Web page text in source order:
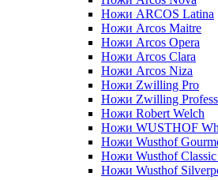
Ножи ARCOS Latina
Ножи Arcos Maitre
Ножи Arcos Opera
Ножи Arcos Clara
Ножи Arcos Niza
Ножи Zwilling Pro
Ножи Zwilling
Ножи Robert Welch
Ножи WUSTHOF
Ножи Wusthof
Ножи Wusthof
Ножи Wusthof